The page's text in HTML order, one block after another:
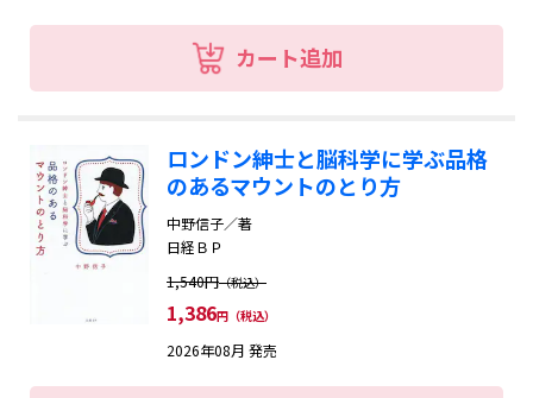
カート追加
ロンドン紳士と脳科学に学ぶ品格
のあるマウントのとり方
中野信子／著
日経ＢＰ
1,540円（税込）
1,386円（税込）
2026年08月 発売